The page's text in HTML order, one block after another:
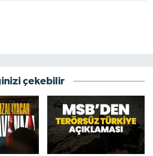
çekebilir